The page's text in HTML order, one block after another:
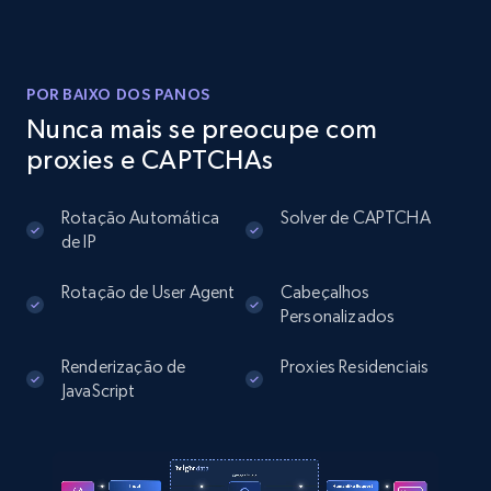
comments, Date posted, Likes, Photos, and
Instagram - Posts - Collects posts from a
specific URLs by using profile URL
comments, Date posted, Likes, Photos, and
more.
POR BAIXO DOS PANOS
Nunca mais se preocupe com
proxies e CAPTCHAs
Rotação Automática
de IP
Solver de CAPTCHA
Rotação de User Agent
Cabeçalhos
Personalizados
Renderização de
JavaScript
Proxies Residenciais